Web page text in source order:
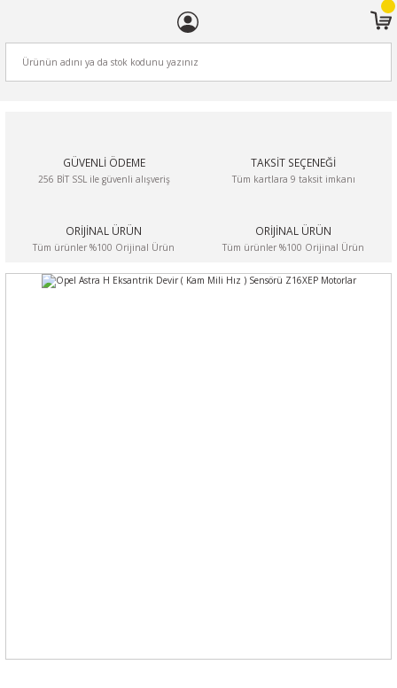
GÜVENLİ ÖDEME
256 BİT SSL ile güvenli alışveriş
TAKSİT SEÇENEĞİ
Tüm kartlara 9 taksit imkanı
ORİJİNAL ÜRÜN
Tüm ürünler %100 Orijinal Ürün
ORİJİNAL ÜRÜN
Tüm ürünler %100 Orijinal Ürün